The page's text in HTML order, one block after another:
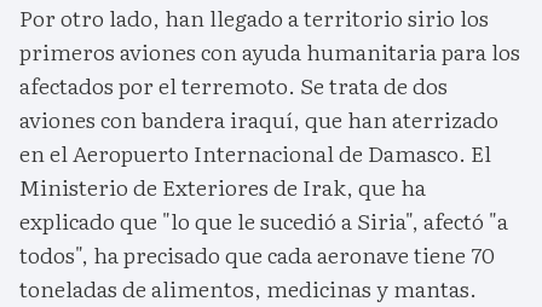
Por otro lado, han llegado a territorio sirio los
primeros aviones con ayuda humanitaria para los
afectados por el terremoto. Se trata de dos
aviones con bandera iraquí, que han aterrizado
en el Aeropuerto Internacional de Damasco. El
Ministerio de Exteriores de Irak, que ha
explicado que "lo que le sucedió a Siria", afectó "a
todos", ha precisado que cada aeronave tiene 70
toneladas de alimentos, medicinas y mantas.